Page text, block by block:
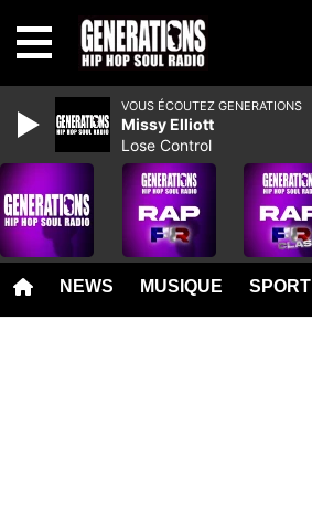
NEWS MUSIQUE SPORT
VOUS ÉCOUTEZ GENERATIONS
Missy Elliott
Lose Control